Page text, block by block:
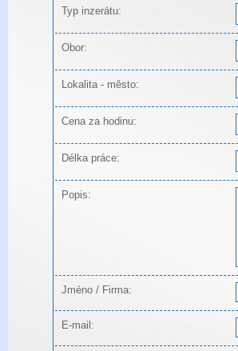
Typ inzerátu:
Obor:
Lokalita - město:
Cena za hodinu:
Délka práce:
Popis:
Jméno / Firma:
E-mail: